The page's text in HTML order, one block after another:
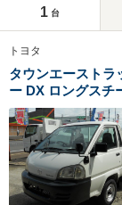
1 台
トヨタ
タウンエースト
ー DX ロングス
ングルタイヤ